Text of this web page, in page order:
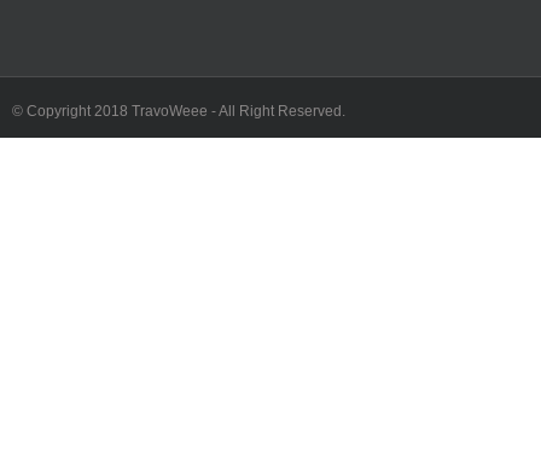
© Copyright 2018 TravoWeee - All Right Reserved.